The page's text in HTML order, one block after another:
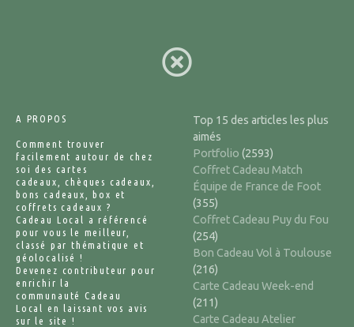
A PROPOS
Comment trouver
facilement autour de chez
soi des cartes
cadeaux, chèques cadeaux,
bons cadeaux, box et
coffrets cadeaux ?
Cadeau Local a référencé
pour vous le meilleur,
classé par thématique et
géolocalisé !
Devenez contributeur pour
enrichir la
communauté Cadeau
Local en laissant vos avis
sur le site !
Top 15 des articles les plus
aimés
Portfolio (2593)
Coffret Cadeau Match
Équipe de France de Foot
(355)
Coffret Cadeau Puy du Fou
(254)
Bon Cadeau Vol à Toulouse
(216)
Carte Cadeau Week-end
(211)
Carte Cadeau Atelier